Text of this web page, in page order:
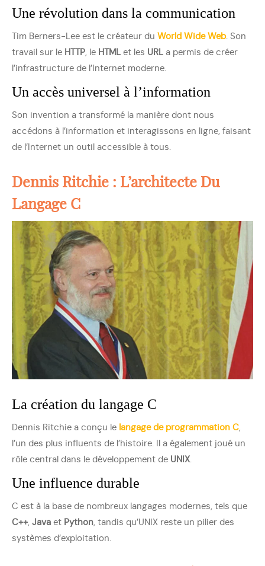
Une révolution dans la communication
Tim Berners-Lee est le créateur du World Wide Web. Son
travail sur le HTTP, le HTML et les URL a permis de créer
l’infrastructure de l’Internet moderne.
Un accès universel à l’information
Son invention a transformé la manière dont nous
accédons à l’information et interagissons en ligne, faisant
de l’Internet un outil accessible à tous.
Dennis Ritchie : L’architecte Du
Langage C
La création du langage C
Dennis Ritchie a conçu le langage de programmation C,
l’un des plus influents de l’histoire. Il a également joué un
rôle central dans le développement de UNIX.
Une influence durable
C est à la base de nombreux langages modernes, tels que
C++, Java et Python, tandis qu’UNIX reste un pilier des
systèmes d’exploitation.